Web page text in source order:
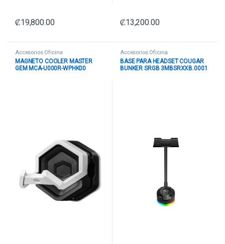
₡19,800.00 ₡13,200.00
Accesorios Oficina
MAGNETO COOLER MASTER
GEM MCA-U000R-WPHK00
Accesorios Oficina
BASE PARA HEADSET COUGAR
BUNKER SRGB 3MBSRXXB.0001